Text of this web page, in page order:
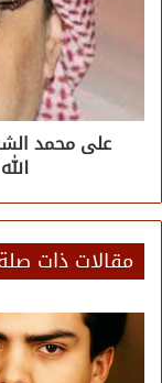
على محمد
مقالات ذات